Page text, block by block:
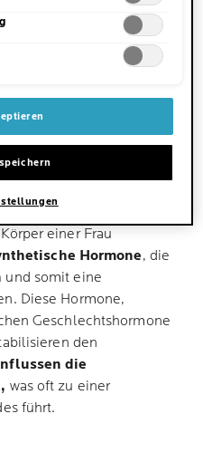
sich gegen die
noch fast jede zweite
von 20 Jahren mit der
dafür:
Einfluss auf
einer Frau
Hormone, die
und somit eine
Diese Hormone,
Geschlechtshormone
den
die
was oft zu einer
führt.